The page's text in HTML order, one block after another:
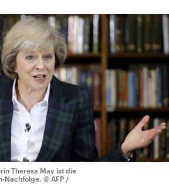
Theresa May ist die
Nachfolge. © AFP /